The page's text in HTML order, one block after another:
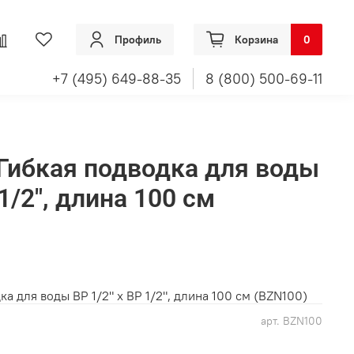
Профиль Корзина 0
+7 (495) 649-88-35 8 (800) 500-69-11
арт. BZN100
подводка для воды
2", длина 100 см
для воды ВР 1/2" х ВР 1/2", длина 100 см (BZN100)